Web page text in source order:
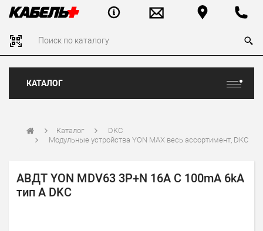
КАТАЛОГ
Каталог
DKC
Модульные устройства YON MAX весь ассортимент, DKC
АВДТ YON MDV63 3P+N 16A C 100mA 6kA
тип A DKC